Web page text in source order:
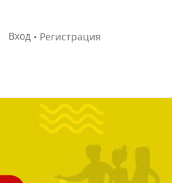
Вход Регистрация